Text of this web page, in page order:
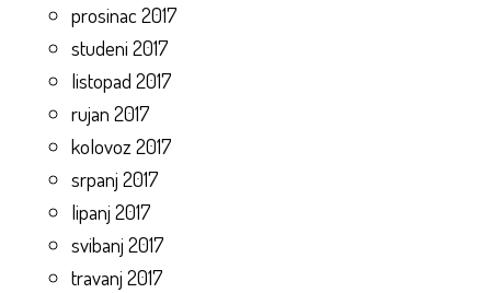
prosinac 2017
studeni 2017
listopad 2017
rujan 2017
kolovoz 2017
srpanj 2017
lipanj 2017
svibanj 2017
travanj 2017